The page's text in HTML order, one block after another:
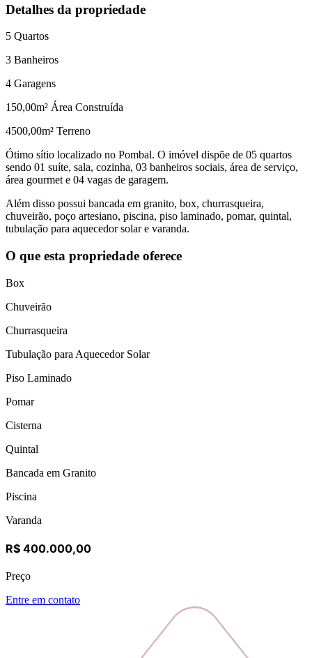
Detalhes da propriedade
5 Quartos
3 Banheiros
4 Garagens
150,00m² Área Construída
4500,00m² Terreno
Ótimo sítio localizado no Pombal. O imóvel dispõe de 05 quartos
sendo 01 suíte, sala, cozinha, 03 banheiros sociais, área de serviço,
área gourmet e 04 vagas de garagem.
Além disso possui bancada em granito, box, churrasqueira,
chuveirão, poço artesiano, piscina, piso laminado, pomar, quintal,
tubulação para aquecedor solar e varanda.
O que esta propriedade oferece
Box
Chuveirão
Churrasqueira
Tubulação para Aquecedor Solar
Piso Laminado
Pomar
Cisterna
Quintal
Bancada em Granito
Piscina
Varanda
R$ 400.000,00
Preço
Entre em contato